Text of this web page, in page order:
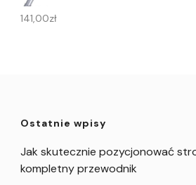
141,00zł
Ostatnie wpisy
Jak skutecznie pozycjonować
kompletny przewodnik